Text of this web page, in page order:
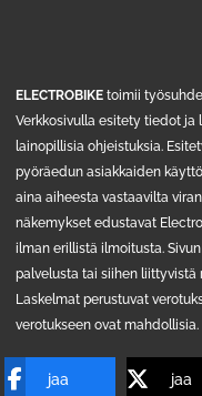
ELECTROBIKE toimii
Verkkosivulla esitety tiedot ja
lainopillisia ohjeistuksia.
pyöräedun asiakkaiden
aina aiheesta vastaavilta
näkemykset edustavat
ilman erillistä ilmoitusta.
palvelusta tai siihen liittyvistä
Laskelmat perustuvat
verotukseen ovat
jaa jaa